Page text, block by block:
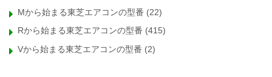
Mから始まる東芝エアコンの型番 (22)
Rから始まる東芝エアコンの型番 (415)
Vから始まる東芝エアコンの型番 (2)